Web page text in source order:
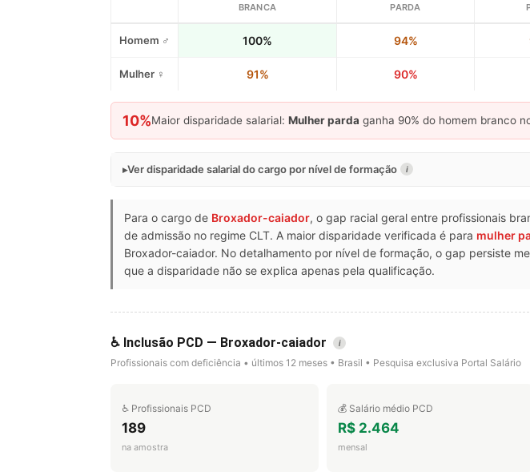
BRANCA PARDA
Homem ♂ 100% 94%
Mulher ♀ 91% 90%
10%Maior disparidade salarial: Mulher parda ganha 90% do homem branco
Ver disparidade salarial do cargo por nível de formação i
Para o cargo de Broxador-caiador, o gap racial geral entre profissionais
de admissão no regime CLT. A maior disparidade verificada é para mulher
Broxador-caiador. No detalhamento por nível de formação, o gap persiste
que a disparidade não se explica apenas pela qualificação.
♿ Inclusão PCD — Broxador-caiador i
Profissionais com deficiência • últimos 12 meses • Brasil • Pesquisa exclusiva Portal Salário
♿ Profissionais PCD
189
na amostra
💰 Salário médio PCD
R$ 2.464
mensal